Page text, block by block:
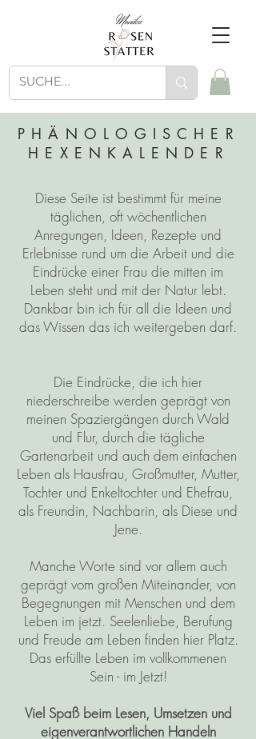
PHÄNOLOGISCHER
HEXENKALENDER
Diese Seite ist bestimmt für meine
täglichen, oft wöchentlichen
Anregungen, Ideen, Rezepte und
Erlebnisse rund um die Arbeit und die
Eindrücke einer Frau die mitten im
Leben steht und mit der Natur lebt.
Dankbar bin ich für all die Ideen und
das Wissen das ich weitergeben darf.
Die Eindrücke, die ich hier
niederschreibe werden geprägt von
meinen Spaziergängen durch Wald
und Flur, durch die tägliche
Gartenarbeit und auch dem einfachen
Leben als Hausfrau, Großmutter, Mutter,
Tochter und Enkeltochter und Ehefrau,
als Freundin, Nachbarin, als Diese und
Jene.
Manche Worte sind vor allem auch
geprägt vom großen Miteinander, von
Begegnungen mit Menschen und dem
Leben im jetzt. Seelenliebe, Berufung
und Freude am Leben finden hier Platz.
Das erfüllte Leben im vollkommenen
Sein - im Jetzt!
Viel Spaß beim Lesen, Umsetzen und
eigenverantwortlichen Handeln